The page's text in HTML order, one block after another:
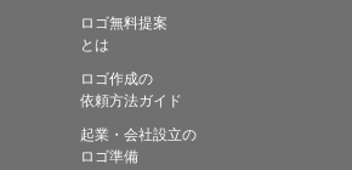
ロゴ無料提案
とは
ロゴ作成の
依頼方法ガイド
起業・会社設立の
ロゴ準備